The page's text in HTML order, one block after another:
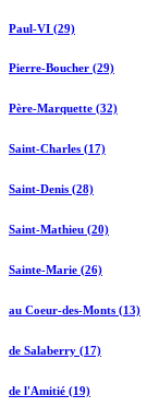
Paul-VI (29)
Pierre-Boucher (29)
Père-Marquette (32)
Saint-Charles (17)
Saint-Denis (28)
Saint-Mathieu (20)
Sainte-Marie (26)
au Coeur-des-Monts (13)
de Salaberry (17)
de l'Amitié (19)